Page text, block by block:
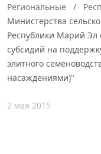
Региональные
Министерства
Республики Марий Эл
субсидий на
элитного
насаждениями)"
2 мая 2015